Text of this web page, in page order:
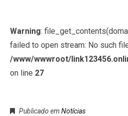
Warning:
failed to open stream: No such
/www/wwwroot/
on line 27
Publicado em Notícias